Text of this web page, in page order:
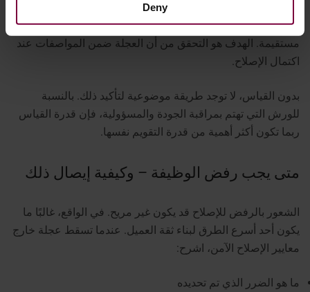
Deny
الهدف من الاستقامة الاحترافية ليس مجرد جعل العجلة تبدو
مستقيمة. الهدف هو التحقق من أن العجلة ضمن المواصفات عند
اكتمال الإصلاح.
بدون القياس، لا توجد طريقة موضوعية لتأكيد ذلك. بالنسبة
للورش التي تهتم بمراقبة الجودة والمسؤولية، فإن قدرة القياس
ربما تكون أكثر أهمية من قدرة التقويم نفسها.
متى يجب رفض الوظيفة – وكيفية إيصال ذلك
الشعور بالرفض للإصلاح قد يكون غير مريح. في الواقع، غالبًا ما
يكون أحد أسرع الطرق لبناء ثقة العميل. عندما تسقط عجلة خارج
معايير الإصلاح الآمن، اشرح:
ما هو الضرر الذي تم تحديده